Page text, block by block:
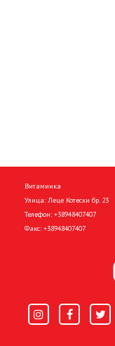
Витаминка
Улица: Леце Котески бр. 23
Телефон: +38948407407
Факс: +38948407407